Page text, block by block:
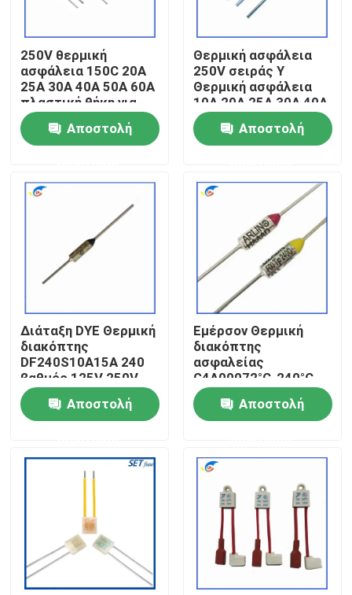
Σπίτι
Προϊόντα
Σχετικά με εμάς
Επισκεψή εργοστασίου
Έλεγχος ποιότητας
Υποθέσεις
PTC θερμική αντίσταση
250V θερμική
ασφάλεια 150C 20A
25A 30A 40A 50A 60A
πλαστική θήκη για
μακροχρόνια
Αποστολή
Θερμική ασφάλεια
250V σειράς Y
Θερμική ασφάλεια
10A 20A 25A 30A 40A
100°C
Αποστολή
Διάταξη DYE Θερμική
διακόπτης
DF240S10A15A 240
βαθμός 125V 250V
Αποστολή
Εμέρσον Θερμική
διακόπτης
ασφαλείας
G4A00072°C-240°C
5A 10A 15A 20A 25A
250V
Αποστολή